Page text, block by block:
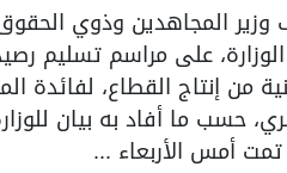
المجاهدين وذوي
على مراسم تسليم
من إنتاج القطاع، لفائدة
حسب ما أفاد به بيان
أمس الأربعاء ...